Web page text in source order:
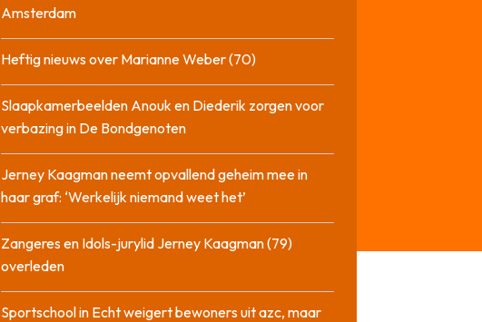
Amsterdam
Heftig nieuws over Marianne Weber (70)
Slaapkamerbeelden Anouk en Diederik zorgen voor
verbazing in De Bondgenoten
Jerney Kaagman neemt opvallend geheim mee in
haar graf: ‘Werkelijk niemand weet het’
Zangeres en Idols-jurylid Jerney Kaagman (79)
overleden
Sportschool in Echt weigert bewoners uit azc, maar